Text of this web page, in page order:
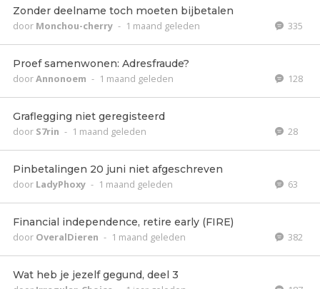
Zonder deelname toch moeten bijbetalen
door Monchou-cherry - 1 maand geleden 335
Proef samenwonen: Adresfraude?
doorAnnonoem - 1 maand geleden 128
Graflegging niet geregisteerd
door S7rin - 1 maand geleden 28
Pinbetalingen 20 juni niet afgeschreven
door LadyPhoxy - 1 maand geleden 63
Financial independence, retire early (FIRE)
door OveralDieren - 1 maand geleden 382
Wat heb je jezelf gegund, deel 3